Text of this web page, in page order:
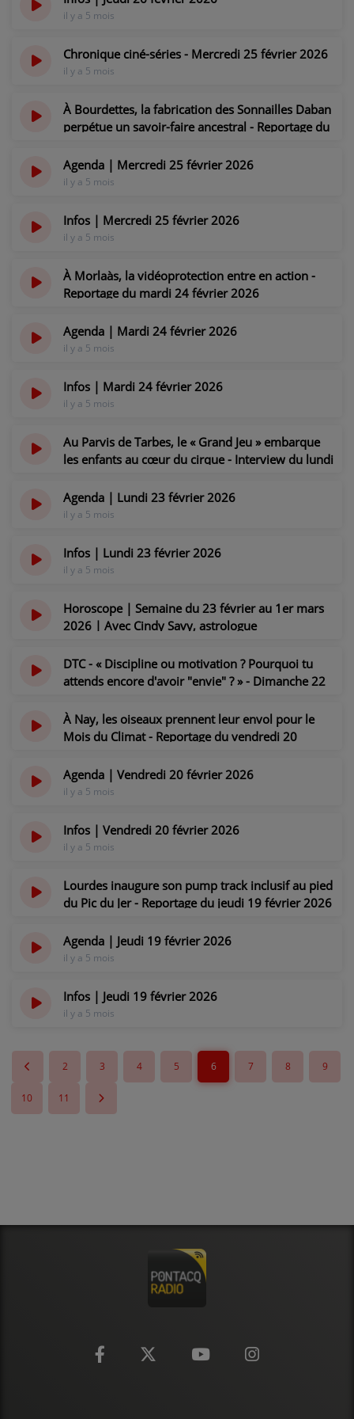
il y a 5 mois
Chronique ciné-séries - Mercredi 25 février 2026
il y a 5 mois
À Bourdettes, la fabrication des Sonnailles Daban
perpétue un savoir-faire ancestral - Reportage du
il y a 5 mois
Agenda | Mercredi 25 février 2026
il y a 5 mois
Infos | Mercredi 25 février 2026
il y a 5 mois
À Morlaàs, la vidéoprotection entre en action -
Reportage du mardi 24 février 2026
Agenda | Mardi 24 février 2026
il y a 5 mois
Infos | Mardi 24 février 2026
il y a 5 mois
Au Parvis de Tarbes, le « Grand Jeu » embarque
les enfants au cœur du cirque - Interview du lundi
il y a 5 mois
Agenda | Lundi 23 février 2026
il y a 5 mois
Infos | Lundi 23 février 2026
il y a 5 mois
Horoscope | Semaine du 23 février au 1er mars
2026 | Avec Cindy Savy, astrologue
il y a 5 mois
DTC - « Discipline ou motivation ? Pourquoi tu
attends encore d'avoir "envie" ? » - Dimanche 22
il y a 5 mois
À Nay, les oiseaux prennent leur envol pour le
Mois du Climat - Reportage du vendredi 20
il y a 5 mois
Agenda | Vendredi 20 février 2026
il y a 5 mois
Infos | Vendredi 20 février 2026
il y a 5 mois
Lourdes inaugure son pump track inclusif au pied
du Pic du Jer - Reportage du jeudi 19 février 2026
Agenda | Jeudi 19 février 2026
il y a 5 mois
Infos | Jeudi 19 février 2026
il y a 5 mois
2 3 4 5 6 7 8 9
10 11